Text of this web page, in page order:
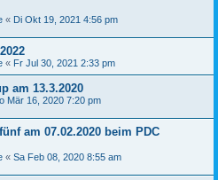
« Di Okt 19, 2021 4:56 pm
« Fr Jul 30, 2021 2:33 pm
am 13.3.2020
Mär 16, 2020 7:20 pm
am 07.02.2020 beim PDC
« Sa Feb 08, 2020 8:55 am